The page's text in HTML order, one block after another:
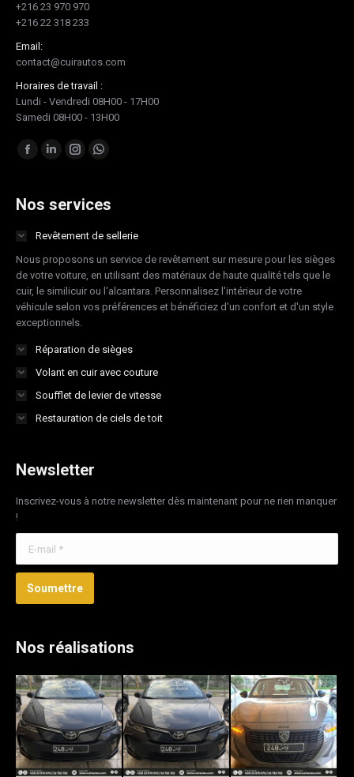
+216 23 970 970
+216 22 318 233
Email:
contact@cuirautos.com
Horaires de travail :
Lundi - Vendredi 08H00 - 17H00
Samedi 08H00 - 13H00
Trouvez nous sur :
Facebook
opens
new
window
LinkedIn
opens
new
window
Instagram
opens
new
window
Whatsapp
opens
new
window
Nos services
Revêtement de sellerie
Nous proposons un service de revêtement sur mesure pour les sièges
de votre voiture, en utilisant des matériaux de haute qualité tels que le
cuir, le similicuir ou l'alcantara. Personnalisez l'intérieur de votre
véhicule selon vos préférences et bénéficiez d'un confort et d'un style
exceptionnels.
Réparation de sièges
Volant en cuir avec couture
Soufflet de levier de vitesse
Restauration de ciels de toit
Newsletter
Inscrivez-vous à notre newsletter dès maintenant pour ne rien manquer
!
Soumettre
Nos réalisations